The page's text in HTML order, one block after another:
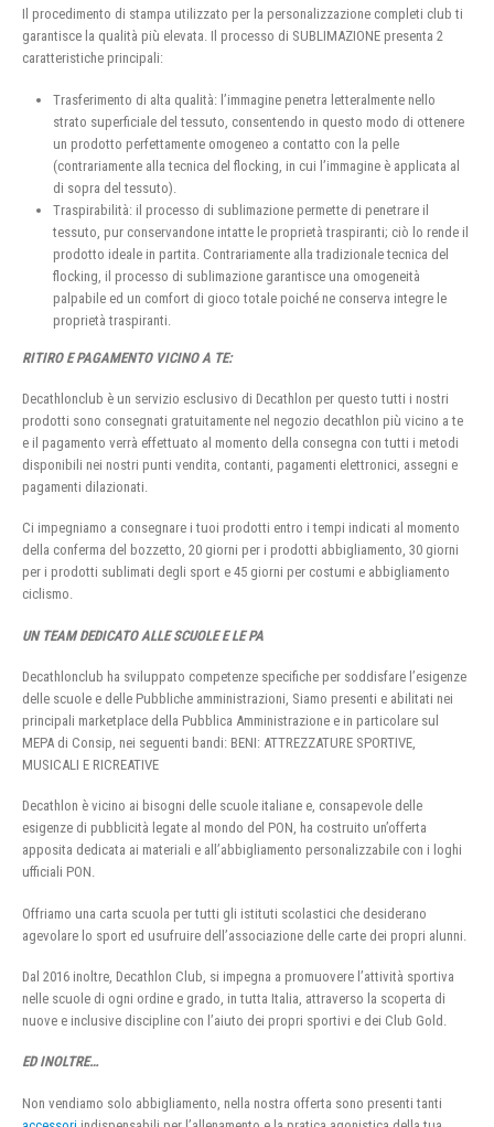
Il procedimento di stampa utilizzato per la personalizzazione completi club ti
garantisce la qualità più elevata. Il processo di SUBLIMAZIONE presenta 2
caratteristiche principali:
Trasferimento di alta qualità: l’immagine penetra letteralmente nello
strato superficiale del tessuto, consentendo in questo modo di ottenere
un prodotto perfettamente omogeneo a contatto con la pelle
(contrariamente alla tecnica del flocking, in cui l’immagine è applicata al
di sopra del tessuto).
Traspirabilità: il processo di sublimazione permette di penetrare il
tessuto, pur conservandone intatte le proprietà traspiranti; ciò lo rende il
prodotto ideale in partita. Contrariamente alla tradizionale tecnica del
flocking, il processo di sublimazione garantisce una omogeneità
palpabile ed un comfort di gioco totale poiché ne conserva integre le
proprietà traspiranti.
RITIRO E PAGAMENTO VICINO A TE:
Decathlonclub è un servizio esclusivo di Decathlon per questo tutti i nostri
prodotti sono consegnati gratuitamente nel negozio decathlon più vicino a te
e il pagamento verrà effettuato al momento della consegna con tutti i metodi
disponibili nei nostri punti vendita, contanti, pagamenti elettronici, assegni e
pagamenti dilazionati.
Ci impegniamo a consegnare i tuoi prodotti entro i tempi indicati al momento
della conferma del bozzetto, 20 giorni per i prodotti abbigliamento, 30 giorni
per i prodotti sublimati degli sport e 45 giorni per costumi e abbigliamento
ciclismo.
UN TEAM DEDICATO ALLE SCUOLE E LE PA
Decathlonclub ha sviluppato competenze specifiche per soddisfare l’esigenze
delle scuole e delle Pubbliche amministrazioni, Siamo presenti e abilitati nei
principali marketplace della Pubblica Amministrazione e in particolare sul
MEPA di Consip, nei seguenti bandi: BENI: ATTREZZATURE SPORTIVE,
MUSICALI E RICREATIVE
Decathlon è vicino ai bisogni delle scuole italiane e, consapevole delle
esigenze di pubblicità legate al mondo del PON, ha costruito un’offerta
apposita dedicata ai materiali e all’abbigliamento personalizzabile con i loghi
ufficiali PON.
Offriamo una carta scuola per tutti gli istituti scolastici che desiderano
agevolare lo sport ed usufruire dell’associazione delle carte dei propri alunni.
Dal 2016 inoltre, Decathlon Club, si impegna a promuovere l’attività sportiva
nelle scuole di ogni ordine e grado, in tutta Italia, attraverso la scoperta di
nuove e inclusive discipline con l’aiuto dei propri sportivi e dei Club Gold.
ED INOLTRE…
Non vendiamo solo abbigliamento, nella nostra offerta sono presenti tanti